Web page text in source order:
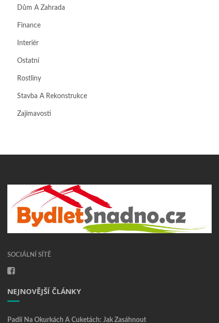
Dům A Zahrada
Finance
Interiér
Ostatní
Rostliny
Stavba A Rekonstrukce
Zajímavosti
SOCIÁLNÍ SÍTĚ
NEJNOVĚJŠÍ ČLÁNKY
Padlí Na Okurkách A Cuketách: Jak Zasáhnout